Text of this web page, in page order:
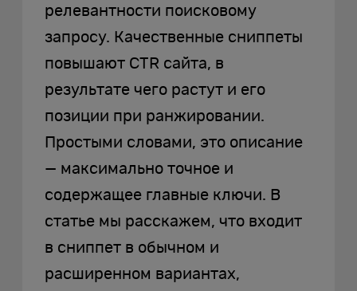
релевантности поисковому
запросу. Качественные сниппеты
повышают CTR сайта, в
результате чего растут и его
позиции при ранжировании.
Простыми словами, это описание
— максимально точное и
содержащее главные ключи. В
статье мы расскажем, что входит
в сниппет в обычном и
расширенном вариантах,